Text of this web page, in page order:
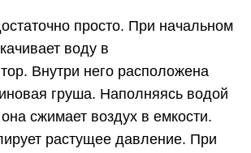
просто. При начальном
воду в
Внутри него расположена
груша. Наполняясь водой
сжимает воздух в емкости.
растущее давление. При